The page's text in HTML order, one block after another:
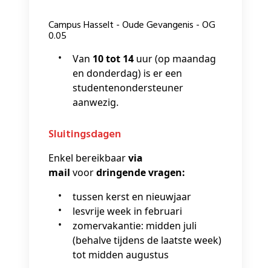
Campus Hasselt - Oude Gevangenis - OG
0.05
Van 10 tot 14 uur (op maandag
en donderdag) is er een
studentenondersteuner
aanwezig.
Sluitingsdagen
Enkel bereikbaarvia
mail voordringende vragen:
tussen kerst en nieuwjaar
lesvrije week in februari
zomervakantie: midden juli
(behalve tijdens de laatste week)
tot midden augustus